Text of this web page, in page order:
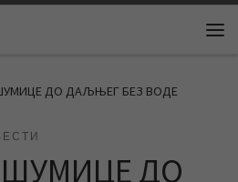
ДО ДАЉЊЕГ БЕЗ ВОДЕ
ДО